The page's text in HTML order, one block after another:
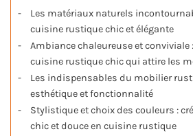
Les matériaux naturels
cuisine rustique chic et élégante
Ambiance chaleureuse et conviviale
cuisine rustique chic qui attire les
Les indispensables du mobilier
esthétique et fonctionnalité
Stylistique et choix des couleurs :
chic et douce en cuisine rustique